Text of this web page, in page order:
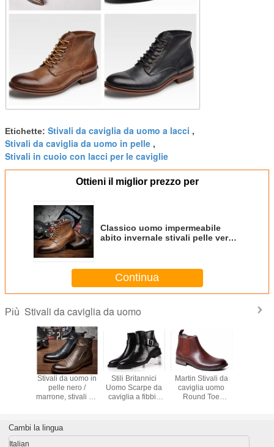
Etichette: Stivali da caviglia da uomo a lacci ,
Stivali da caviglia da uomo in pelle ,
Stivali in cuoio con lacci per le caviglie
Ottieni il miglior prezzo per
Classico uomo impermeabile
abito invernale stivali pelle vera
Continua
Più Stivali da caviglia da uomo
Stivali da uomo in
pelle nero /
marrone, stivali da
gomma.
Stili Britannici
Uomo Scarpe da
caviglia a fibbia
cerniera
Martin Stivali da
caviglia uomo
Round Toe
Cambi la lingua
Italian